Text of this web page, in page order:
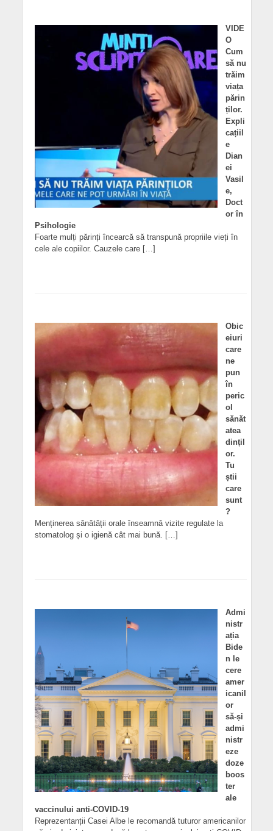
VIDE
O
Cum
să nu
trăim
viața
părin
ților.
Expli
cațiil
e
Dian
ei
Vasil
e,
Doct
or în
Psihologie
Foarte mulți părinți încearcă să transpună propriile vieți în
cele ale copiilor. Cauzele care […]
Obic
eiuri
care
ne
pun
în
peric
ol
sănăt
atea
dințil
or.
Tu
știi
care
sunt
?
Menținerea sănătății orale înseamnă vizite regulate la
stomatolog și o igienă cât mai bună. […]
Admi
nistr
ația
Bide
n le
cere
amer
icanil
or
să-și
admi
nistr
eze
doze
boos
ter
ale
vaccinului anti-COVID-19
Reprezentanții Casei Albe le recomandă tuturor americanilor